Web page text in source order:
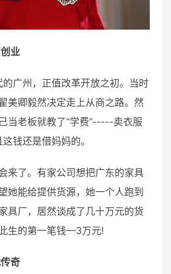
业
广州，正值改革开放之初。当时
美卿毅然决定走上从商之路。然
当老板就教了“学费”-----卖衣服
钱还是借妈妈的。
来了。有家公司想把广东的家具
她能给提供货源，她一个人跑到
具厂，居然谈成了几十万元的货
生的第一笔钱—3万元!
奇